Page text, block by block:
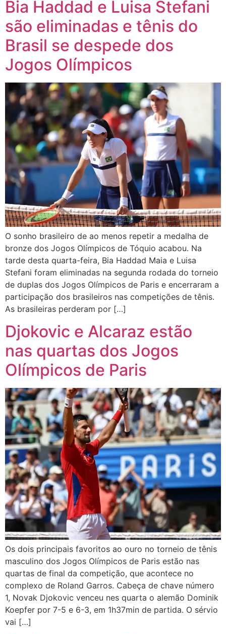
Bia Haddad e Luisa Stefani
são eliminadas e tênis do
Brasil se despede dos
Jogos Olímpicos
O sonho brasileiro de ao menos repetir a medalha de
bronze dos Jogos Olímpicos de Tóquio acabou. Na
tarde desta quarta-feira, Bia Haddad Maia e Luisa
Stefani foram eliminadas na segunda rodada do torneio
de duplas dos Jogos Olímpicos de Paris e encerraram a
participação dos brasileiros nas competições de tênis.
As brasileiras perderam por […]
Djokovic e Alcaraz estão
nas quartas dos Jogos
Olímpicos de Paris
Os dois principais favoritos ao ouro no torneio de tênis
masculino dos Jogos Olímpicos de Paris estão nas
quartas de final da competição, que acontece no
complexo de Roland Garros. Cabeça de chave número
1, Novak Djokovic venceu nes quarta o alemão Dominik
Koepfer por 7-5 e 6-3, em 1h37min de partida. O sérvio
vai […]